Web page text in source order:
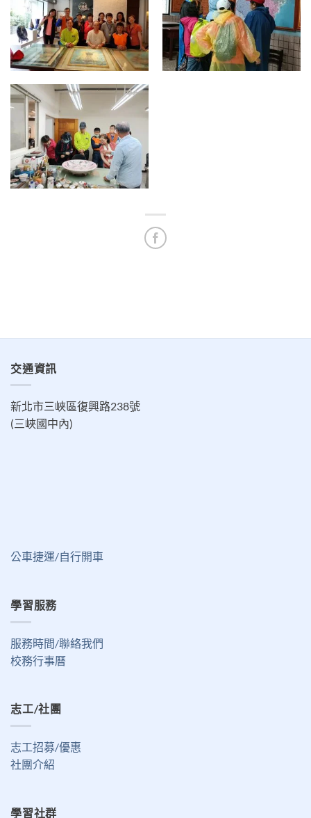
交通資訊
新北市三峽區復興路238號
(三峽國中內)
公車捷運/自行開車
學習服務
服務時間/聯絡我們
校務行事曆
志工/社團
志工招募/優惠
社團介紹
學習社群